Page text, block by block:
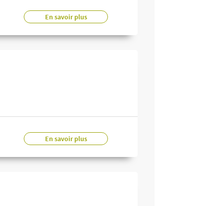
En savoir plus
En savoir plus